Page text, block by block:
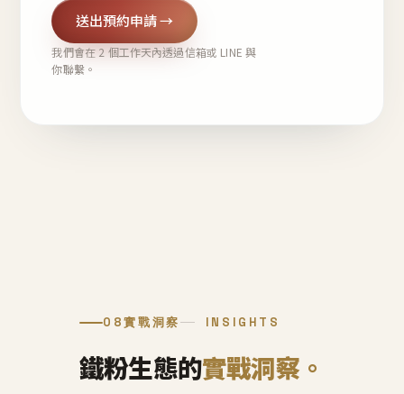
送出預約申請 →
我們會在 2 個工作天內透過信箱或 LINE 與
你聯繫。
08實戰洞察 INSIGHTS
鐵粉生態的實戰洞察。